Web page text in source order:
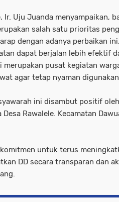
Ir. Uju Juanda menyampaikan,
salah satu prioritas
dengan adanya perbaikan
dapat berjalan lebih efektif
merupakan pusat kegiatan
agar tetap nyaman
ini disambut positif
Desa Rawalele. Kecamatan
untuk terus
DD secara transparan dan